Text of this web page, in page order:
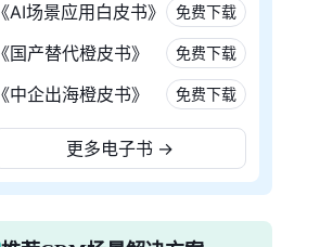
《AI场景应用白皮书》 免费下载
《国产替代橙皮书》 免费下载
《中企出海橙皮书》 免费下载
更多电子书 →